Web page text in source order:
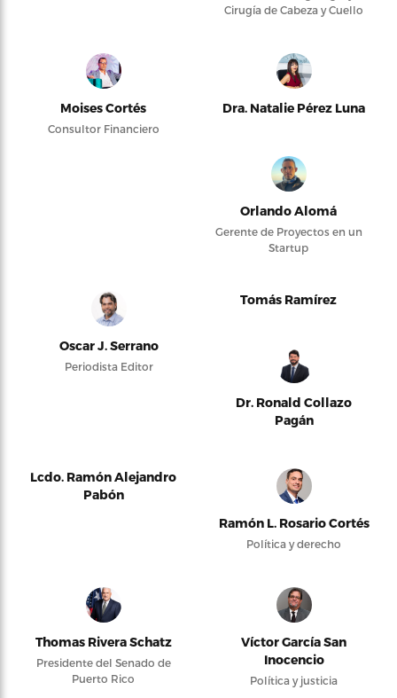
Cirugía de Cabeza y Cuello
Moises Cortés
Consultor Financiero
Dra. Natalie Pérez Luna
Orlando Alomá
Gerente de Proyectos en un
Startup
Oscar J. Serrano
Periodista Editor
Tomás Ramírez
Dr. Ronald Collazo
Pagán
Lcdo. Ramón Alejandro
Pabón
Ramón L. Rosario Cortés
Política y derecho
Thomas Rivera Schatz
Presidente del Senado de
Puerto Rico
Víctor García San
Inocencio
Política y justicia